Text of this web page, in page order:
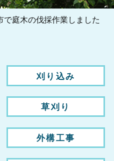
で庭木の伐採作業しました
刈り込み
草刈り
外構工事